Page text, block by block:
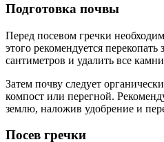
Подготовка почвы
Перед посевом гречки
этого рекомендуется
сантиметров и удалить все
Затем почву следует
компост или перегной.
землю, наложив удобрение и
Посев гречки